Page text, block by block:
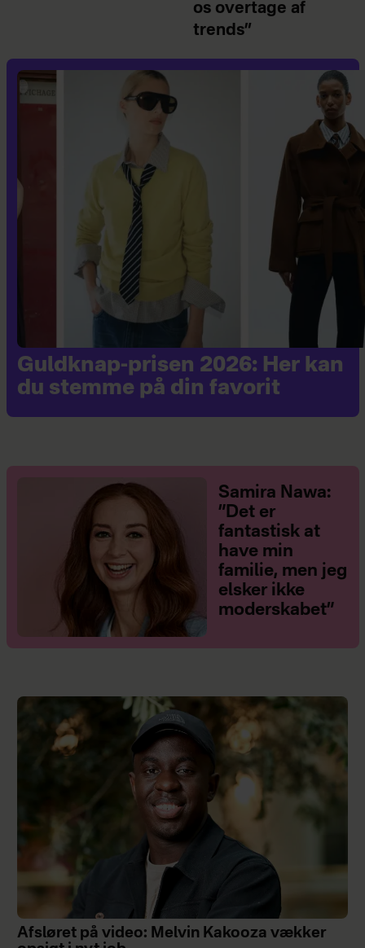
os overtage af
trends”
Guldknap-prisen 2026: Her kan
du stemme på din favorit
Samira Nawa:
”Det er
fantastisk at
have min
familie, men jeg
elsker ikke
moderskabet”
Afsløret på video: Melvin Kakooza vækker